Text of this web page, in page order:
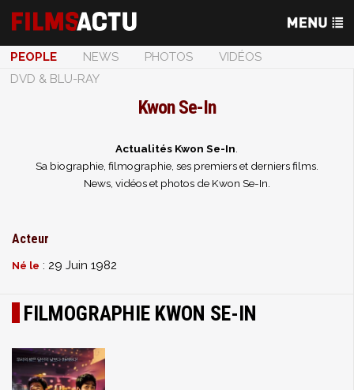
PEOPLE NEWS PHOTOS
VIDÉOS
DVD & BLU-RAY
Kwon Se-In
Actualités Kwon Se-In
Sa biographie, filmographie, ses premiers et derniers films.
News, vidéos et photos de Kwon Se-In.
Acteur
Né le : 29 Juin 1982
FILMOGRAPHIE KWON SE-IN